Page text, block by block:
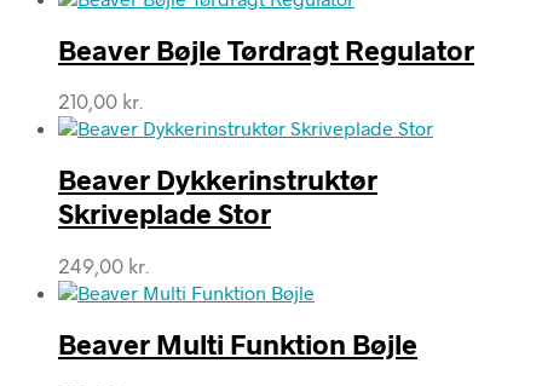
Beaver Bøjle Tørdragt Regulator
210,00 kr.
Beaver Dykkerinstruktør
Skriveplade Stor
249,00 kr.
Beaver Multi Funktion Bøjle